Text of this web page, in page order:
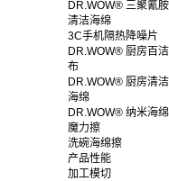
DR.WOW® 三聚氰胺
清洁海绵
3C手机隔热降噪片
DR.WOW® 厨房百洁
布
DR.WOW® 厨房清洁
海绵
DR.WOW® 纳米海绵
魔力擦
洗碗海绵擦
产品性能
加工模切